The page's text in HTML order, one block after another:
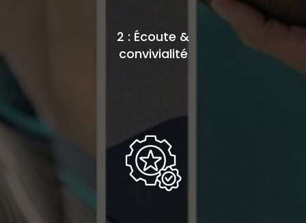
2 : Écoute &
convivialité